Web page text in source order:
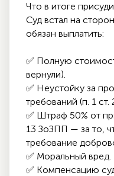
Что в итоге
Суд встал на
обязан выплатить:
✅ Полную
вернули).
✅ Неустойку за
требований (п. 1
✅ Штраф 50% от
13 ЗоЗПП — за то,
требование
✅ Моральный вред.
✅ Компенсацию